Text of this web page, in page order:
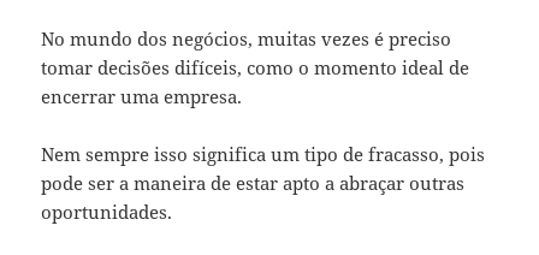
No mundo dos negócios, muitas vezes é preciso
tomar decisões difíceis, como o momento ideal de
encerrar uma empresa.
Nem sempre isso significa um tipo de fracasso, pois
pode ser a maneira de estar apto a abraçar outras
oportunidades.